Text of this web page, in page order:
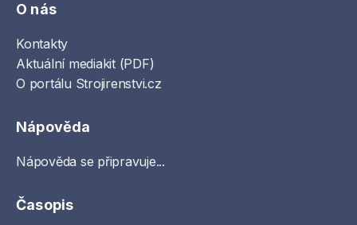
O nás
Kontakty
Aktuální mediakit (PDF)
O portálu Strojirenstvi.cz
Nápověda
Nápověda se připravuje...
Časopis